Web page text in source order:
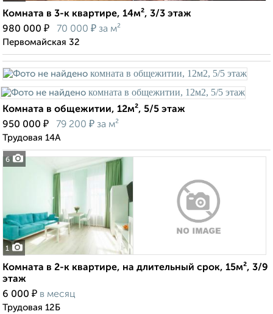
Комната в 3-к квартире, 14м², 3/3 этаж
980 000 ₽ 70 000 ₽ за м²
Первомайская 32
6
Комната в общежитии, 12м², 5/5 этаж
950 000 ₽ 79 200 ₽ за м²
Трудовая 14А
1
Комната в 2-к квартире, на длительный срок, 15м², 3/9
этаж
6 000 ₽ в месяц
Трудовая 12Б